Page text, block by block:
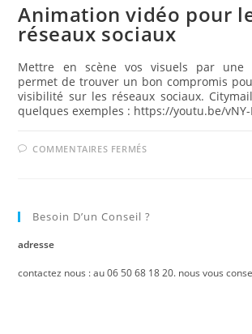
Animation vidéo pour
réseaux sociaux
Mettre en scène vos visuels par une
permet de trouver un bon compromis
visibilité sur les réseaux sociaux.
quelques exemples : https://youtu.be/vNY-
COMMENTAIRES FERMÉSSUR
SOCIAUX
Besoin D’un Conseil ?
adresse
contactez nous : au 06 50 68 18 20. nous vous